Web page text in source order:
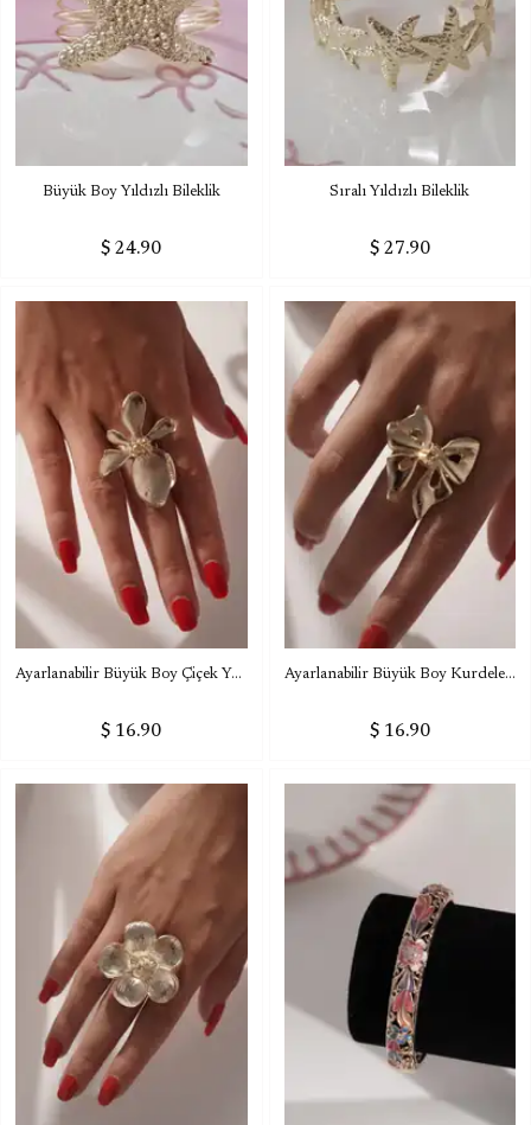
Büyük Boy Yıldızlı Bileklik
$ 24.90
Sıralı Yıldızlı Bileklik
$ 27.90
Ayarlanabilir Büyük Boy Çiçek Yüzük
$ 16.90
Ayarlanabilir Büyük Boy Kurdele Yüzük
$ 16.90